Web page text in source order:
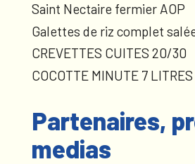
Saint Nectaire fermier AOP
Galettes de riz complet
CREVETTES CUITES 20/30
COCOTTE MINUTE 7
Partenaires,
medias